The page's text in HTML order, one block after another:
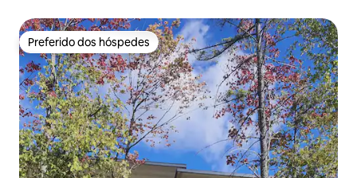
Preferido dos hóspedes
Preferido dos hóspedes